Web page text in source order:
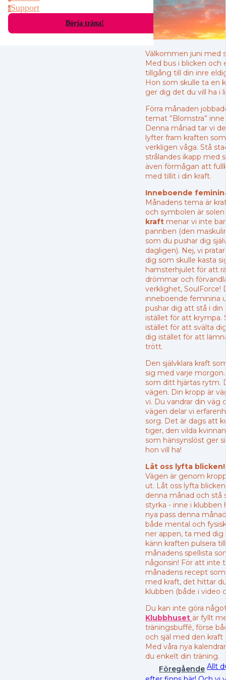
sSupport
Börja träna!
Välkommen juni med
Med bus i blicken och
tillgång till din inre
Hon som skulle ta en
ger dig det du vill ha i
Förra månaden
temat ”Blomstra”
Denna månad tar vi
lyfter fram kraften
verkligen våga. Stå
strålandes ikapp med
även förmågan att
med tillit i din kraft.
Inneboende
Månadens tema är
och symbolen är
kraft menar vi inte
pannben (den
som du pushar dig
dagligen). Nej, vi
dig som skulle kasta
hamsterhjulet för att
drömmar och
verklighet, SoulForce!
inneboende feminina
pushar dig att stå i din
istället för att krympa.
istället för att svälta
dig istället för att
trött.
Den självklara kraft
sig med varje morgon.
som ditt hjärtas rytm.
vägen. Din kropp är
vi. Du vandrar din väg
vägen delar vi
sorg. Det är dags att
tiger, den vilda
som hänsynslöst ger
hon vill ha!
Låt oss lyfta blicken!
Vägen är genom
ut. Låt oss lyfta
denna månad och stå
styrka - inne i klubben
nya pass denna
både mental och
ner appen, ta med dig
känn kraften pulsera
månadens spellista
någonsin! För att inte
månadens recept
med kraft, det hittar
klubben (både i video
Du kan inte göra
Klubbhuset är fyllt
träningsbuffé, förse
och själ med den kraft
Med våra nya
du enkelt din träning.
Föregående Allt